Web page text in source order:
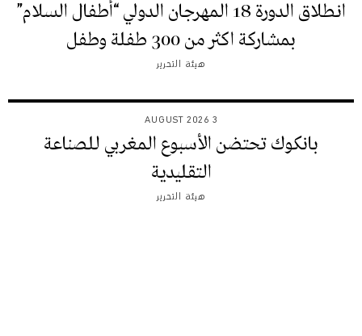
انطلاق الدورة 18 المهرجان الدولي “أطفال السلام”
بمشاركة اكثر من 300 طفلة وطفل
هيئة التحرير
3 AUGUST 2026
بانكوك تحتضن الأسبوع المغربي للصناعة
التقليدية
هيئة التحرير